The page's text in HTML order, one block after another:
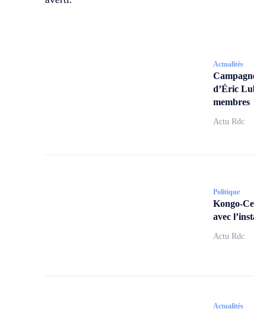
Actualités
d’Éric
membres
Actu Rdc
Politique
Kongo-
avec
Actu Rdc
Actualités